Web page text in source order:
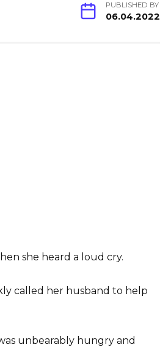
PUBLISHED BY
06.04.2022
she heard a loud cry.
called her husband to help
unbearably hungry and